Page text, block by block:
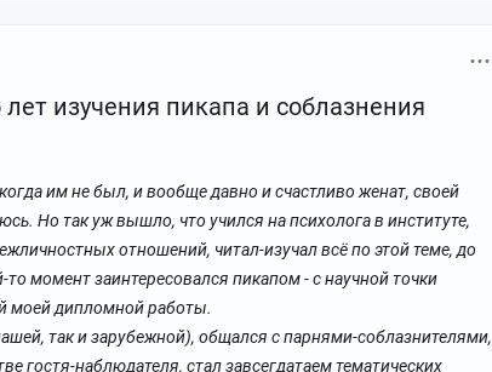
изучения пикапа и соблазнения
им не был, и вообще давно и счастливо женат, своей
Но так уж вышло, что учился на психолога в институте,
отношений, читал-изучал всё по этой теме, до
то момент заинтересовался пикапом - с научной точки
моей дипломной работы.
так и зарубежной), общался с парнями-соблазнителями,
гостя-наблюдателя, стал завсегдатаем тематических